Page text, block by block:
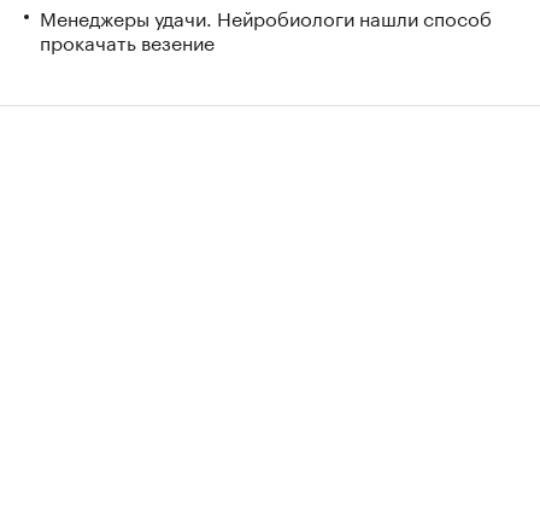
Менеджеры удачи. Нейробиологи нашли способ
прокачать везение